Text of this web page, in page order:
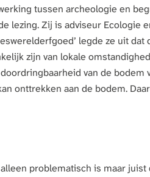
tussen archeologie en
lezing. Zij is adviseur Ecologie
legde ze uit dat
zijn van lokale
van de bodem
onttrekken aan de bodem.
problematisch is maar juist